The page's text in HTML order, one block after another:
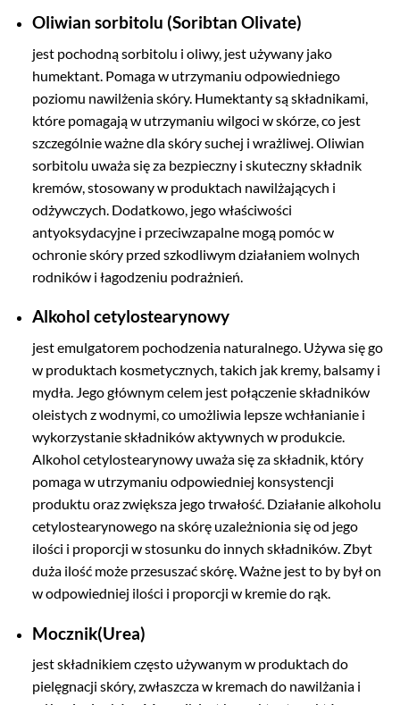
Oliwian sorbitolu (Soribtan Olivate)
jest pochodną sorbitolu i oliwy, jest używany jako
humektant. Pomaga w utrzymaniu odpowiedniego
poziomu nawilżenia skóry. Humektanty są składnikami,
które pomagają w utrzymaniu wilgoci w skórze, co jest
szczególnie ważne dla skóry suchej i wrażliwej. Oliwian
sorbitolu uważa się za bezpieczny i skuteczny składnik
kremów, stosowany w produktach nawilżających i
odżywczych. Dodatkowo, jego właściwości
antyoksydacyjne i przeciwzapalne mogą pomóc w
ochronie skóry przed szkodliwym działaniem wolnych
rodników i łagodzeniu podrażnień.
Alkohol cetylostearynowy
jest emulgatorem pochodzenia naturalnego. Używa się go
w produktach kosmetycznych, takich jak kremy, balsamy i
mydła. Jego głównym celem jest połączenie składników
oleistych z wodnymi, co umożliwia lepsze wchłanianie i
wykorzystanie składników aktywnych w produkcie.
Alkohol cetylostearynowy uważa się za składnik, który
pomaga w utrzymaniu odpowiedniej konsystencji
produktu oraz zwiększa jego trwałość. Działanie alkoholu
cetylostearynowego na skórę uzależnionia się od jego
ilości i proporcji w stosunku do innych składników. Zbyt
duża ilość może przesuszać skórę. Ważne jest to by był on
w odpowiedniej ilości i proporcji w kremie do rąk.
Mocznik(Urea)
jest składnikiem często używanym w produktach do
pielęgnacji skóry, zwłaszcza w kremach do nawilżania i